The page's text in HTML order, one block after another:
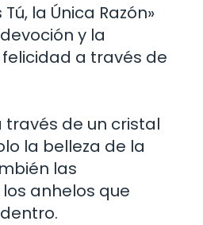
la Única Razón»
y la
a través de
través de un cristal
la belleza de la
las
anhelos que